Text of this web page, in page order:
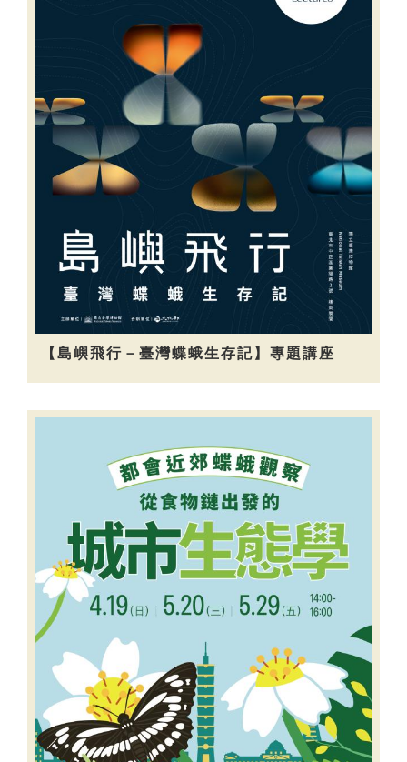
【島嶼飛行－臺灣蝶蛾生存記】專題講座